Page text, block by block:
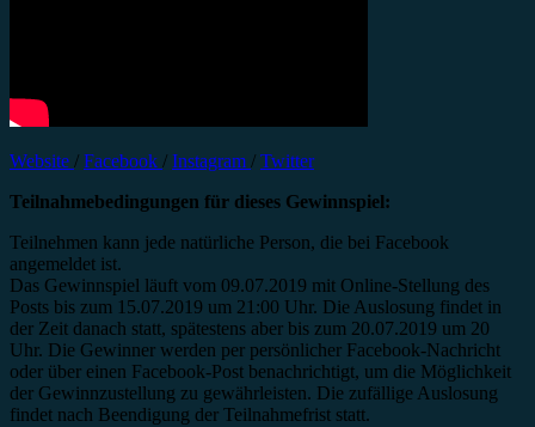
Website / Facebook / Instagram / Twitter
Teilnahmebedingungen für dieses Gewinnspiel:
Teilnehmen kann jede natürliche Person, die bei Facebook
angemeldet ist.
Das Gewinnspiel läuft vom 09.07.2019 mit Online-Stellung des
Posts bis zum 15.07.2019 um 21:00 Uhr. Die Auslosung findet in
der Zeit danach statt, spätestens aber bis zum 20.07.2019 um 20
Uhr. Die Gewinner werden per persönlicher Facebook-Nachricht
oder über einen Facebook-Post benachrichtigt, um die Möglichkeit
der Gewinnzustellung zu gewährleisten. Die zufällige Auslosung
findet nach Beendigung der Teilnahmefrist statt.